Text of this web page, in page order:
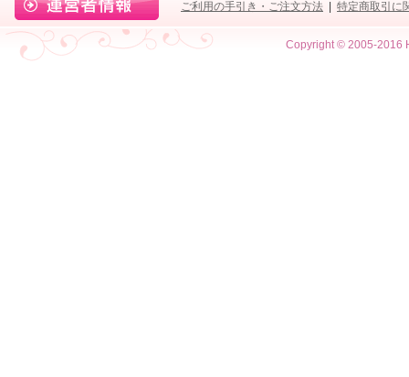
ご利用の手引き・ご注文方法 特定商取引に
Copyright © 2005-2016